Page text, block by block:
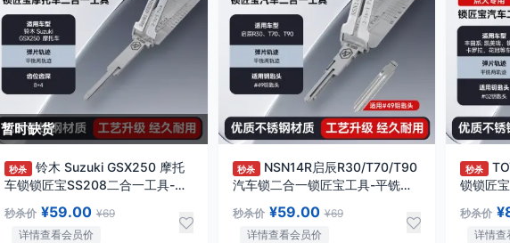
暂时缺货
秒杀
铃木 Suzuki GSX250 摩托
车锁锁匠宝SS208二合一工具-平
秒杀价 ¥59.00 ¥69
详情查看会员价
秒杀
NSN14R启辰R30/T70/T90
汽车锁二合一锁匠宝工具-平铣两
秒杀价 ¥59.00 ¥69
详情查看会员价
秒杀
锁锁匠
型
秒杀价
详情查